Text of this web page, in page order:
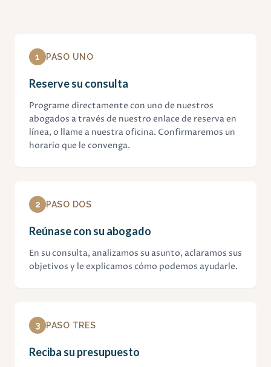
1 PASO UNO
Reserve su consulta
Programe directamente con uno de nuestros
abogados a través de nuestro enlace de reserva en
línea, o llame a nuestra oficina. Confirmaremos un
horario que le convenga.
2 PASO DOS
Reúnase con su abogado
En su consulta, analizamos su asunto, aclaramos sus
objetivos y le explicamos cómo podemos ayudarle.
3 PASO TRES
Reciba su presupuesto